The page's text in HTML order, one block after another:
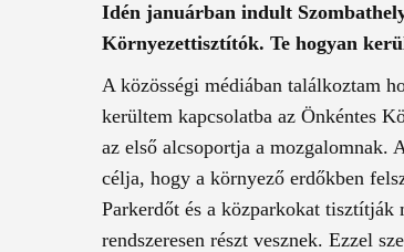
Idén januárban indult
Környezettisztítók. Te hogyan
A közösségi médiában találkoztam
kerültem kapcsolatba az Önkéntes
az első alcsoportja a mozgalomnak.
célja, hogy a környező erdőkben
Parkerdőt és a közparkokat
rendszeresen részt vesznek. Ezzel